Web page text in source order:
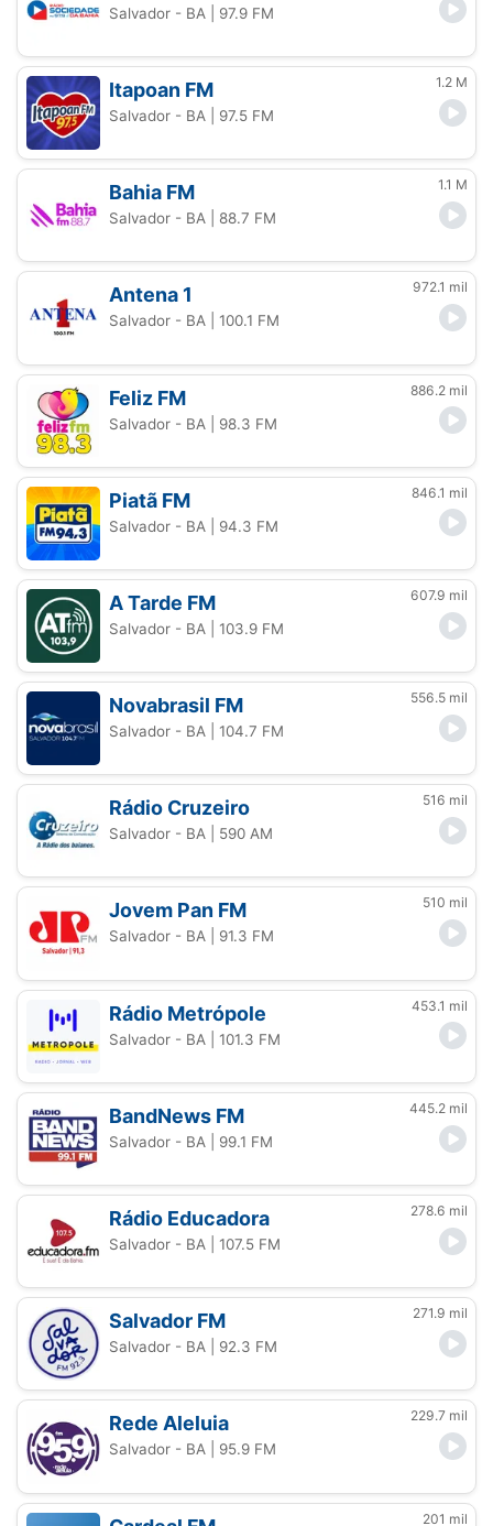
Salvador - BA | 97.9 FM
Itapoan FM 1.2 M
Salvador - BA | 97.5 FM
Bahia FM 1.1 M
Salvador - BA | 88.7 FM
Antena 1 972.1 mil
Salvador - BA | 100.1 FM
Feliz FM 886.2 mil
Salvador - BA | 98.3 FM
Piatã FM 846.1 mil
Salvador - BA | 94.3 FM
A Tarde FM 607.9 mil
Salvador - BA | 103.9 FM
Novabrasil FM 556.5 mil
Salvador - BA | 104.7 FM
Rádio Cruzeiro 516 mil
Salvador - BA | 590 AM
Jovem Pan FM 510 mil
Salvador - BA | 91.3 FM
Rádio Metrópole 453.1 mil
Salvador - BA | 101.3 FM
BandNews FM 445.2 mil
Salvador - BA | 99.1 FM
Rádio Educadora 278.6 mil
Salvador - BA | 107.5 FM
Salvador FM 271.9 mil
Salvador - BA | 92.3 FM
Rede Aleluia 229.7 mil
Salvador - BA | 95.9 FM
201 mil